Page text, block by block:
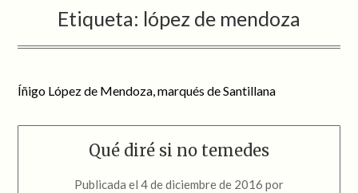
Etiqueta: lópez de mendoza
Íñigo López de Mendoza, marqués de Santillana
Qué diré si no temedes
Publicada el 4 de diciembre de 2016 por